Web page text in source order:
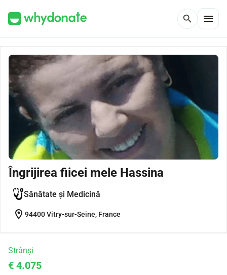
search menu
Îngrijirea fiicei mele Hassina
Sănătate și Medicină
location_on 94400 Vitry-sur-Seine, France
Strânși
€ 4.075